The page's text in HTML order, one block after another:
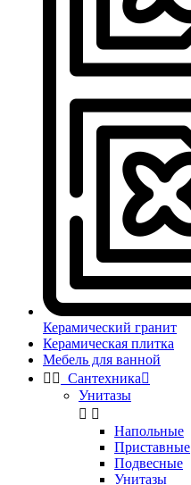
Керамический гранит
Керамическая плитка
Мебель для ванной
  Сантехника
Унитазы
 
Напольные
Приставные
Подвесные
Унитазы